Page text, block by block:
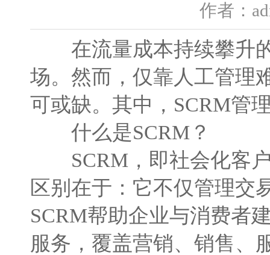
作者：
在流量成本持续攀升的
场。然而，仅靠人工管理
可或缺。其中，SCRM管
什么是SCRM？
SCRM，即社会化客户
区别在于：它不仅管理交
SCRM帮助企业与消费者
服务，覆盖营销、销售、